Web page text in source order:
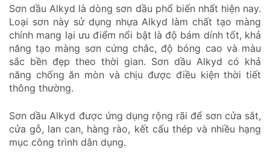
Sơn dầu Alkyd là dòng sơn dầu phổ biến nhất hiện nay.
Loại sơn này sử dụng nhựa Alkyd làm chất tạo màng
chính mang lại ưu điểm nổi bật là độ bám dính tốt, khả
năng tạo màng sơn cứng chắc, độ bóng cao và màu
sắc bền đẹp theo thời gian. Sơn dầu Alkyd có khả
năng chống ăn mòn và chịu được điều kiện thời tiết
thông thường.
Sơn dầu Alkyd được ứng dụng rộng rãi để sơn cửa sắt,
cửa gỗ, lan can, hàng rào, kết cấu thép và nhiều hạng
mục công trình dân dụng.